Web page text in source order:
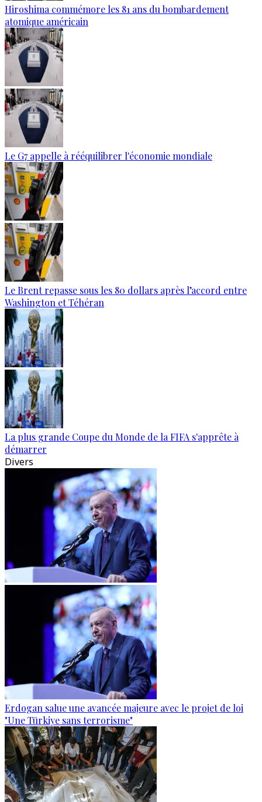
Hiroshima commémore les 81 ans du bombardement
atomique américain
Le G7 appelle à rééquilibrer l'économie mondiale
Le Brent repasse sous les 80 dollars après l’accord entre
Washington et Téhéran
La plus grande Coupe du Monde de la FIFA s'apprête à
démarrer
Divers
Erdogan salue une avancée majeure avec le projet de loi
"Une Türkiye sans terrorisme"